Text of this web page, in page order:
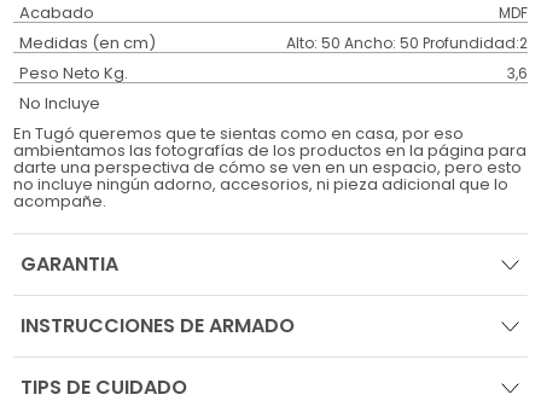
Acabado MDF
Medidas (en cm) Alto: 50 Ancho: 50 Profundidad:2
Peso Neto Kg. 3,6
No Incluye
En Tugó queremos que te sientas como en casa, por eso
ambientamos las fotografías de los productos en la página para
darte una perspectiva de cómo se ven en un espacio, pero esto
no incluye ningún adorno, accesorios, ni pieza adicional que lo
acompañe.
GARANTIA
INSTRUCCIONES DE ARMADO
TIPS DE CUIDADO